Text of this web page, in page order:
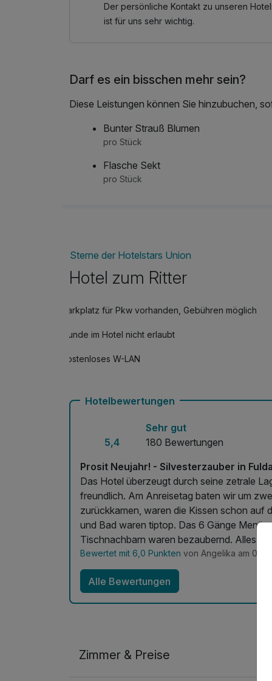
Der persönliche Kontakt zu unseren
ist für uns sehr wichtig.
Darf es ein bisschen mehr sein?
Diese Leistungen können Sie hinzubuchen,
Bunter Strauß Blumen
pro Stück
Flasche Sekt
pro Stück
Sterne der Hotelstars Union
Hotel zum Ritter
Parkplatz für Pkw vorhanden, Gebühren möglich
Hunde im Hotel nicht erlaubt
Kostenloses W-LAN
Hotelbewertungen
5,4
Sehr gut
180 Bewertungen
Prosit Neujahr! - Silvesterzauber in Fulda
Das Hotel überzeugt durch seine zetrale
freundlich. Am Anreisetag baten wir um
zurückkamen, waren die Kissen schon auf
und Bad waren tiptop. Das 6 Gänge Menü
Tischnachbarn waren bezaubernd. Alles in
Bewertet mit 6,0 Punkten von Angelika am
Alle Bewertungen
Zimmer & Preise